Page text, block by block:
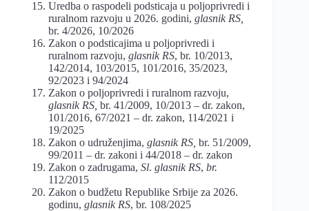
Uredba o raspodeli podsticaja u poljoprivredi i
ruralnom razvoju u 2026. godini, glasnik RS,
br. 4/2026, 10/2026
Zakon o podsticajima u poljoprivredi i
ruralnom razvoju, glasnik RS, br. 10/2013,
142/2014, 103/2015, 101/2016, 35/2023,
92/2023 i 94/2024
Zakon o poljoprivredi i ruralnom razvoju,
glasnik RS, br. 41/2009, 10/2013 – dr. zakon,
101/2016, 67/2021 – dr. zakon, 114/2021 i
19/2025
Zakon o udruženjima, glasnik RS, br. 51/2009,
99/2011 – dr. zakoni i 44/2018 – dr. zakon
Zakon o zadrugama, Sl. glasnik RS, br.
112/2015
Zakon o budžetu Republike Srbije za 2026.
godinu, glasnik RS, br. 108/2025